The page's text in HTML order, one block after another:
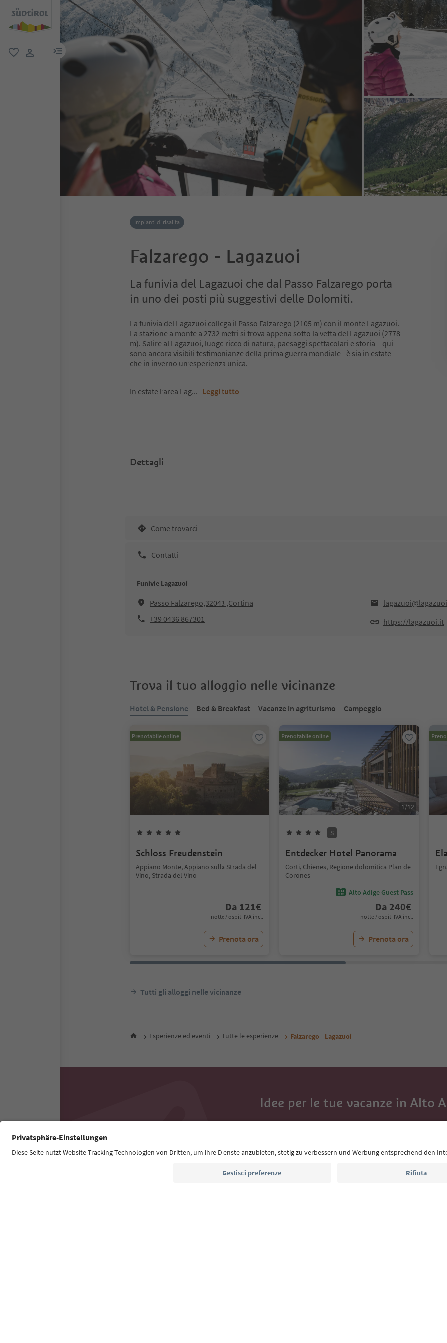
menu link
Impianti di risalita
Falzarego - Lagazuoi
La funivia del Lagazuoi che dal Passo Falzarego porta
in uno dei posti più suggestivi delle Dolomiti.
La funivia del Lagazuoi collega il Passo Falzarego (2105 m) con il monte Lagazuoi.
La stazione a monte a 2732 metri si trova appena sotto la vetta del Lagazuoi (2778
m). Salire al Lagazuoi, luogo ricco di natura, paesaggi spettacolari e storia – qui
sono ancora visibili testimonianze della prima guerra mondiale - è sia in estate
che in inverno un’esperienza unica.
In estate l’area Lag... Leggi tutto
Dettagli
Come trovarci
Contatti
Funivie Lagazuoi
Passo Falzarego,32043 ,Cortina
+39 0436 867301
https://lagazuoi.it
Trova il tuo alloggio nelle vicinanze
Hotel & Pensione Bed & Breakfast Vacanze in agriturismo Campeggio
Prenotabile online
Schloss Freudenstein
Appiano Monte, Appiano sulla Strada del
Vino, Strada del Vino
Da 121€
notte / ospiti IVA incl.
Prenota ora
Prenotabile online
1/12
S
Entdecker Hotel Panorama
Corti, Chienes, Regione dolomitica Plan de
Corones
Alto Adige Guest Pass
Da 240€
notte / ospiti IVA incl.
Prenota ora
Tutti gli alloggi nelle vicinanze
Esperienze ed eventi Tutte le esperienze Falzarego - Lagazuoi
Idee per le tue vacanze in Alto
Con la newsletter dell’Alto Adige ricevi consigli per
Indirizzo e-mail*